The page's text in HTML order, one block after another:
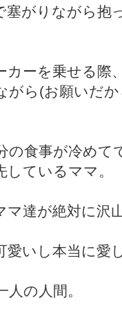
塞がりながら抱
カーを乗せる際
ら(お願いだ
の食事が冷めて
ているママ。
マ達が絶対に沢
愛いし本当に愛
の人間。